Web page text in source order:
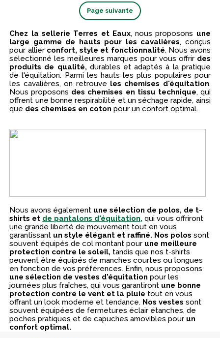
Page suivante
Chez la sellerie Terres et Eaux, nous proposons une
large gamme de hauts pour les cavalières, conçus
pour allier confort, style et fonctionnalité. Nous avons
sélectionné les meilleures marques pour vous offrir des
produits de qualité, durables et adaptés à la pratique
de l'équitation. Parmi les hauts les plus populaires pour
les cavalières, on retrouve les chemises d'équitation.
Nous proposons des chemises en tissu technique, qui
offrent une bonne respirabilité et un séchage rapide, ainsi
que des chemises en coton pour un confort optimal.
Nous avons également une sélection de polos, de t-
shirts et de pantalons d'équitation, qui vous offriront
une grande liberté de mouvement tout en vous
garantissant un style élégant et raffiné. Nos polos sont
souvent équipés de col montant pour une meilleure
protection contre le soleil, tandis que nos t-shirts
peuvent être équipés de manches courtes ou longues
en fonction de vos préférences. Enfin, nous proposons
une sélection de vestes d'équitation pour les
journées plus fraîches, qui vous garantiront une bonne
protection contre le vent et la pluie tout en vous
offrant un look moderne et tendance. Nos vestes sont
souvent équipées de fermetures éclair étanches, de
poches pratiques et de capuches amovibles pour un
confort optimal.